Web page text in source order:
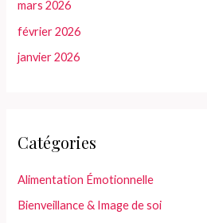
mars 2026
février 2026
janvier 2026
Catégories
Alimentation Émotionnelle
Bienveillance & Image de soi